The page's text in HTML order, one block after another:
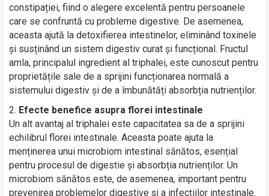
constipației, fiind o alegere excelentă pentru persoanele
care se confruntă cu probleme digestive. De asemenea,
aceasta ajută la detoxifierea intestinelor, eliminând toxinele
și susținând un sistem digestiv curat și funcțional. Fructul
amla, principalul ingredient al triphalei, este cunoscut pentru
proprietățile sale de a sprijini funcționarea normală a
sistemului digestiv și de a îmbunătăți absorbția nutrienților.
Efecte benefice asupra florei intestinale
Un alt avantaj al triphalei este capacitatea sa de a sprijini
echilibrul florei intestinale. Aceasta poate ajuta la
menținerea unui microbiom intestinal sănătos, esențial
pentru procesul de digestie și absorbția nutrienților. Un
microbiom sănătos este, de asemenea, important pentru
prevenirea problemelor digestive și a infecțiilor intestinale.